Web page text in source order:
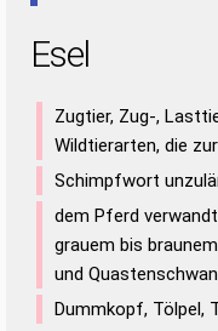
Esel
Zugtier, Zug-,
Wildtierarten, die
Schimpfwort
dem Pferd
grauem bis
und
Dummkopf, Tölpel,